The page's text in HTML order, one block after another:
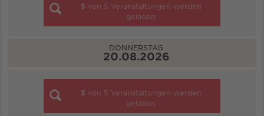
5 von 5 Veranstaltungen werden
geladen
DONNERSTAG
20.08.2026
5 von 5 Veranstaltungen werden
geladen